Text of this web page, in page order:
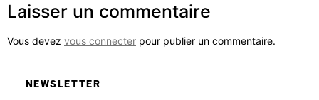
Laisser un commentaire
Vous devez vous connecter pour publier un commentaire.
NEWSLETTER